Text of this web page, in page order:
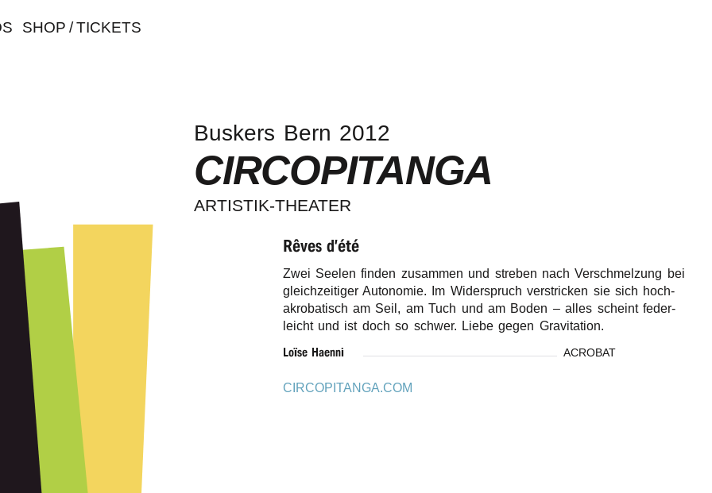
SHOP / TICKETS
Buskers Bern 2012
CIRCOPITANGA
ARTIS­TIK-THEA­TER
Rêves d’été
Zwei Seelen finden zusam­men und stre­ben nach Verschmel­zung bei
gleich­zei­ti­ger Auto­no­mie. Im Wider­spruch verstri­cken sie sich hoch­
akro­ba­tisch am Seil, am Tuch und am Boden – alles scheint feder­
leicht und ist doch so schwer. Liebe gegen Gravitation.
Loïse Haen­ni ACROBAT
CIRCOPITANGA.COM